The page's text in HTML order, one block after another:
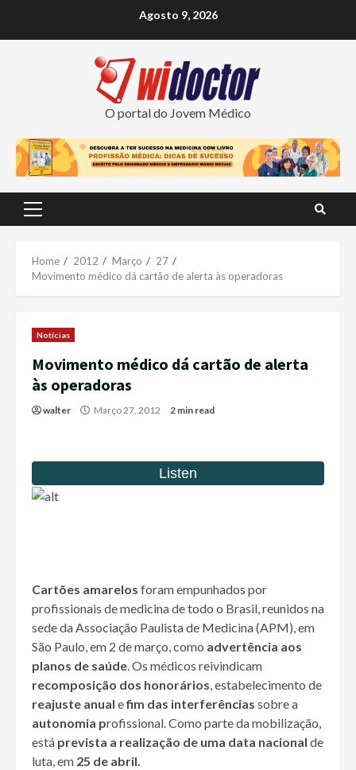
Agosto 9, 2026
O portal do Jovem Médico
Primary
Home 2012 Março
27
Movimento médico dá cartão de alerta às operadoras
Notícias
Movimento médico dá cartão de alerta
às operadoras
walter Março 27, 2012 2 min read
Cartões amarelos foram empunhados por
profissionais de medicina de todo o Brasil, reunidos na
sede da Associação Paulista de Medicina (APM), em
São Paulo, em 2 de março, como advertência aos
planos de saúde. Os médicos reivindicam
recomposição dos honorários, estabelecimento de
reajuste anual efim das interferências sobre a
autonomia profissional. Como parte da mobilização,
está prevista a realização de uma data nacional de
luta, em 25 de abril.